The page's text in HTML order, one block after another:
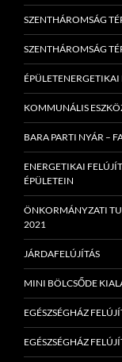
SZENTHÁROMSÁG
SZENTHÁROMSÁG
ÉPÜLETENERGETIKAI
KOMMUNÁLIS
BARA PARTI NYÁR –
ENERGETIKAI
ÉPÜLETEIN
ÖNKORMÁNYZATI
2021
JÁRDAFELÚJÍTÁS
MINI BÖLCSŐDE
EGÉSZSÉGHÁZ
EGÉSZSÉGHÁZ